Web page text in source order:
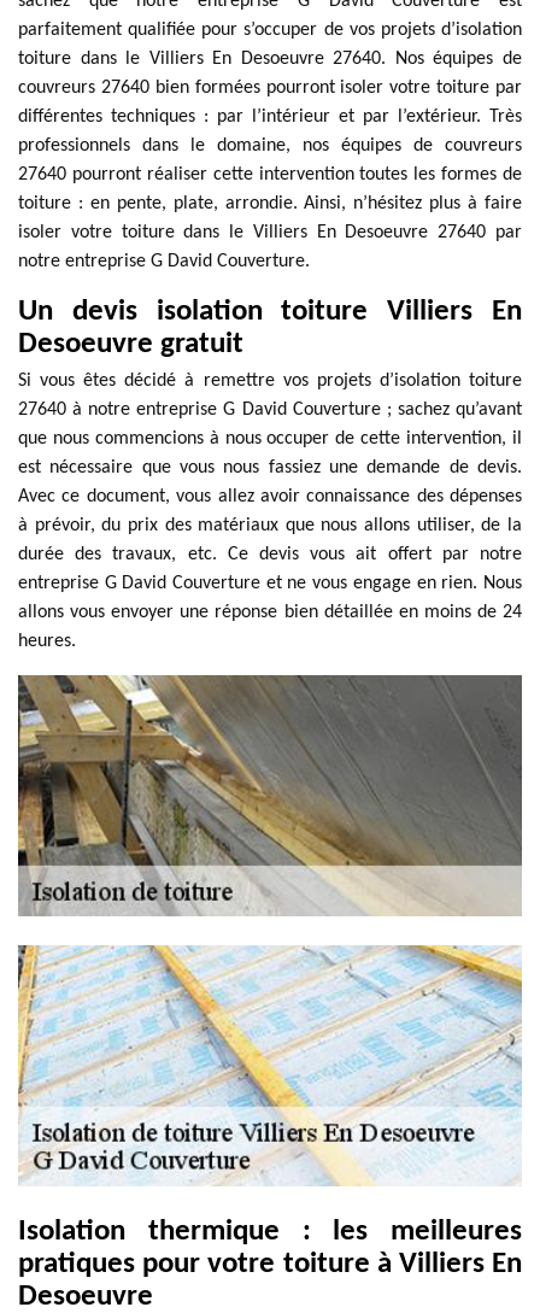
parfaitement qualifiée pour s’occuper de vos projets d’isolation
toiture dans le Villiers En Desoeuvre 27640. Nos équipes de
couvreurs 27640 bien formées pourront isoler votre toiture par
différentes techniques : par l’intérieur et par l’extérieur. Très
professionnels dans le domaine, nos équipes de couvreurs
27640 pourront réaliser cette intervention toutes les formes de
toiture : en pente, plate, arrondie. Ainsi, n’hésitez plus à faire
isoler votre toiture dans le Villiers En Desoeuvre 27640 par
notre entreprise G David Couverture.
Un devis isolation toiture Villiers En
Desoeuvre gratuit
Si vous êtes décidé à remettre vos projets d’isolation toiture
27640 à notre entreprise G David Couverture ; sachez qu’avant
que nous commencions à nous occuper de cette intervention, il
est nécessaire que vous nous fassiez une demande de devis.
Avec ce document, vous allez avoir connaissance des dépenses
à prévoir, du prix des matériaux que nous allons utiliser, de la
durée des travaux, etc. Ce devis vous ait offert par notre
entreprise G David Couverture et ne vous engage en rien. Nous
allons vous envoyer une réponse bien détaillée en moins de 24
heures.
Isolation thermique : les meilleures
pratiques pour votre toiture à Villiers En
Desoeuvre